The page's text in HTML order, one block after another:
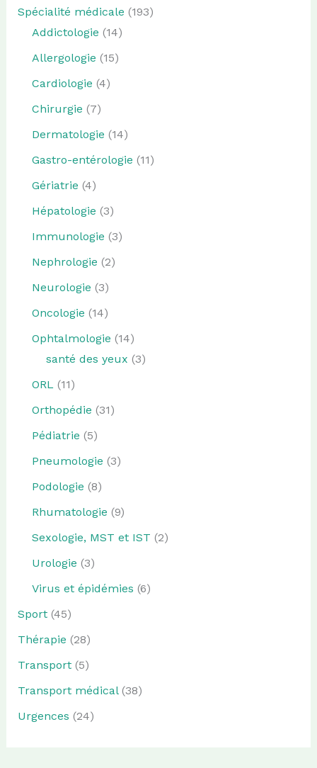
Spécialité médicale (193)
Addictologie (14)
Allergologie (15)
Cardiologie (4)
Chirurgie (7)
Dermatologie (14)
Gastro-entérologie (11)
Gériatrie (4)
Hépatologie (3)
Immunologie (3)
Nephrologie (2)
Neurologie (3)
Oncologie (14)
Ophtalmologie (14)
santé des yeux (3)
ORL (11)
Orthopédie (31)
Pédiatrie (5)
Pneumologie (3)
Podologie (8)
Rhumatologie (9)
Sexologie, MST et IST (2)
Urologie (3)
Virus et épidémies (6)
Sport(45)
Thérapie (28)
Transport(5)
Transport médical(38)
Urgences (24)